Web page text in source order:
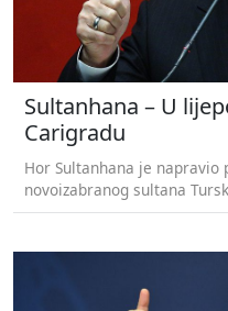
Sultanhana – U
Carigradu
Hor Sultanhana je napravio
novoizabranog sultana